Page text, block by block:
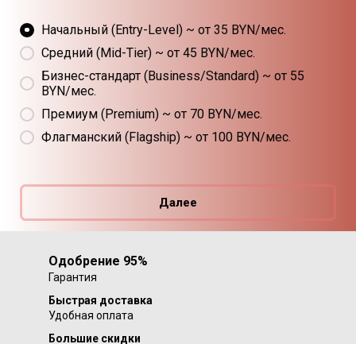
Начальный (Entry-Level) ~ от 35 BYN/мес.
Средний (Mid-Tier) ~ от 45 BYN/мес.
Бизнес-стандарт (Business/Standard) ~ от 55
BYN/мес.
Премиум (Premium) ~ от 70 BYN/мес.
Флагманский (Flagship) ~ от 100 BYN/мес.
Далее
Одобрение 95%
Гарантия
Быстрая доставка
Удобная оплата
Большие скидки